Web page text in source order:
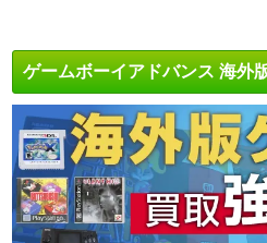
ゲームボーイアドバンス 海外